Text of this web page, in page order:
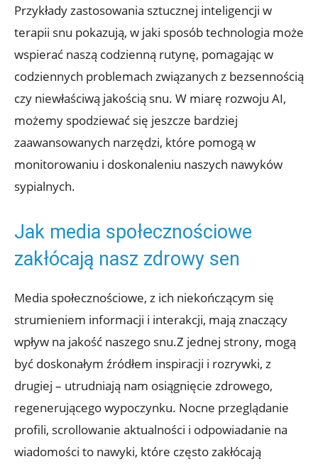
Przykłady zastosowania sztucznej inteligencji w
terapii snu pokazują, w jaki sposób technologia może
wspierać naszą codzienną rutynę, pomagając w
codziennych problemach związanych z bezsennością
czy niewłaściwą jakością snu. W miarę rozwoju AI,
możemy spodziewać się jeszcze bardziej
zaawansowanych narzędzi, które pomogą w
monitorowaniu i doskonaleniu naszych nawyków
sypialnych.
Jak media społecznościowe
zakłócają nasz zdrowy sen
Media społecznościowe, z ich niekończącym się
strumieniem informacji i interakcji, mają znaczący
wpływ na jakość naszego snu.Z jednej strony, mogą
być doskonałym źródłem inspiracji i rozrywki, z
drugiej – utrudniają nam osiągnięcie zdrowego,
regenerującego wypoczynku. Nocne przeglądanie
profili, scrollowanie aktualności i odpowiadanie na
wiadomości to nawyki, które często zakłócają